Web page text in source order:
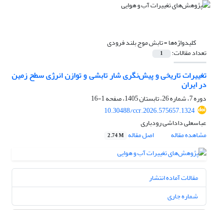
کلیدواژه‌ها =تابش موج بلند فرودی
تعداد مقالات: 1
تغییرات تاریخی و پیش‌نگری شار تابشی و توازن انرژی سطح زمین
در ایران
دوره 7، شماره 26، تابستان 1405، صفحه
1-16
10.30488/ccr.2026.575657.1324
عباسعلی داداشی رودباری
مشاهده مقاله
اصل مقاله 2.74 M
مقالات آماده انتشار
شماره جاری